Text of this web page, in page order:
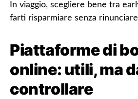
In viaggio, scegliere bene tra
farti risparmiare senza rinunciare
Piattaforme di
online: utili, ma
controllare